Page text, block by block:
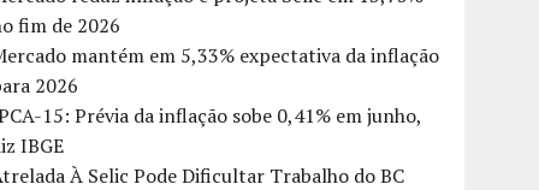
fim de 2026
mantém em 5,33% expectativa da inflação
2026
15: Prévia da inflação sobe 0,41% em junho,
IBGE
À Selic Pode Dificultar Trabalho do BC